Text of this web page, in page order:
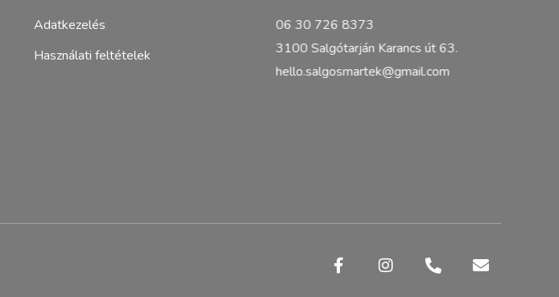
Adatkezelés
Használati feltételek
06 30 726 8373
3100 Salgótarján Karancs út 63.
hello.salgosmartek@gmail.com